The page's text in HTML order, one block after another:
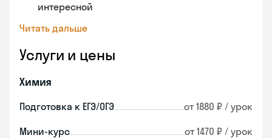
интересной
Читать дальше
Услуги и цены
Химия
Подготовка к ЕГЭ/ОГЭ от 1880 ₽ / урок
Мини-курс от 1470 ₽ / урок